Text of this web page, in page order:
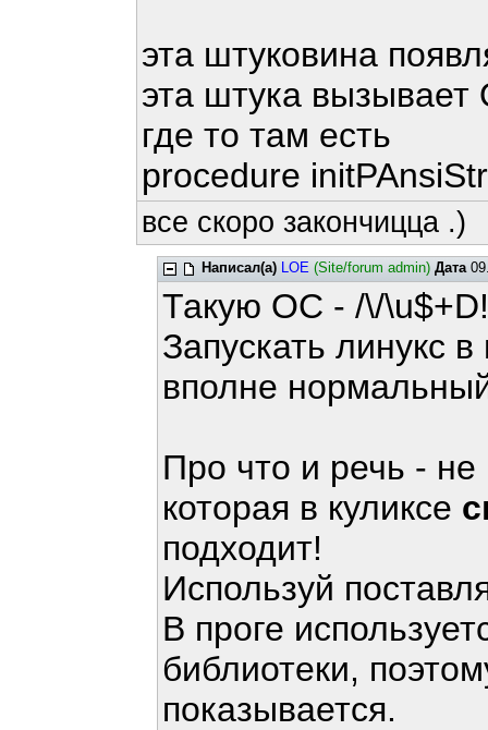
эта штуковина
эта штука вызывает
где то там есть
procedure
все скоро закончицца .)
Написал(а) LOE (Site/forum admin) Дата
Такую ОС - /\/
Запускать линукс
вполне
Про что и речь - не
которая в куликсе
подходит!
Используй
В проге
библиотеки,
показывается.